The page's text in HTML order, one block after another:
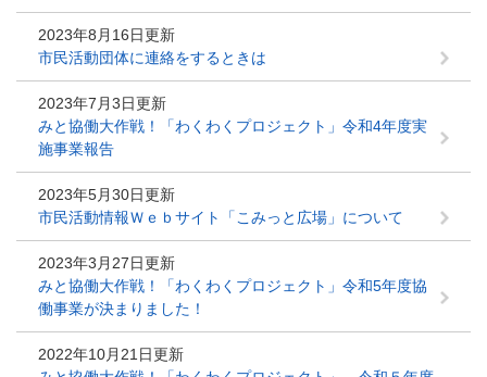
2023年8月16日更新
市民活動団体に連絡をするときは
2023年7月3日更新
みと協働大作戦！「わくわくプロジェクト」令和4年度実
施事業報告
2023年5月30日更新
市民活動情報Ｗｅｂサイト「こみっと広場」について
2023年3月27日更新
みと協働大作戦！「わくわくプロジェクト」令和5年度協
働事業が決まりました！
2022年10月21日更新